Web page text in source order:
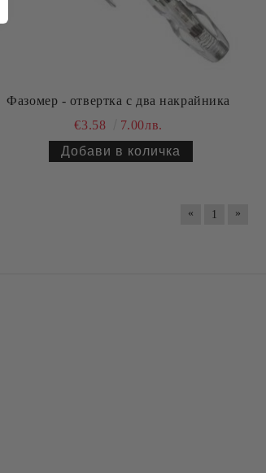
Фазомер - отвертка с два накрайника
€3.58
7.00лв.
« 1 »